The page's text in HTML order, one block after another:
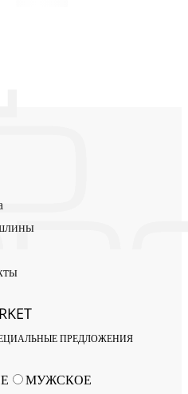
ПРЕДЛОЖЕНИЯ
МУЖСКОЕ